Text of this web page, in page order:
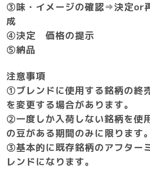
③味・イメージの確認⇒決定or
成
④決定 価格の提示
⑤納品
注意事項
①ブレンドに使用する銘柄の終
を変更する場合があります。
②一度しか入荷しない銘柄を使
の豆がある期間のみに限ります。
③基本的に既存銘柄のアフター
レンドになります。